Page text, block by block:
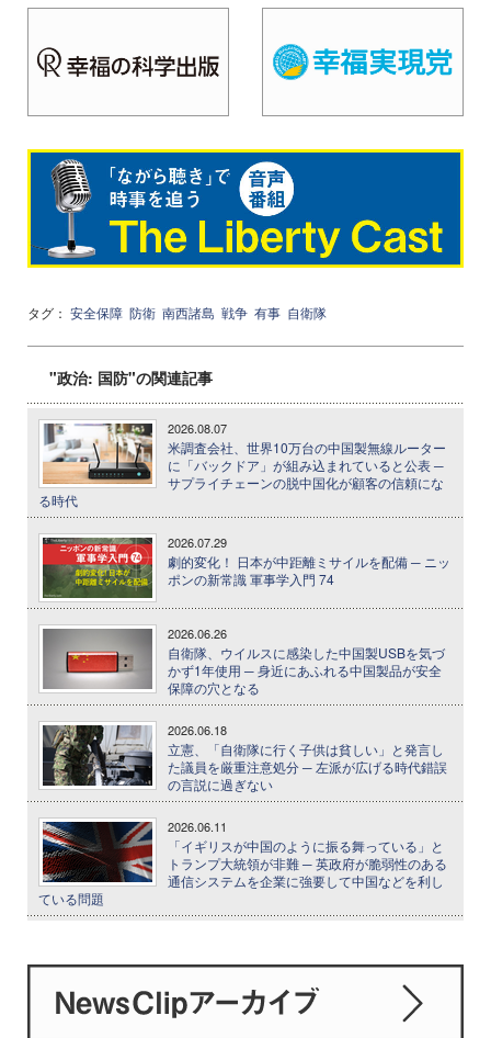
タグ： 安全保障 防衛 南西諸島 戦争 有事 自衛隊
"政治: 国防"の関連記事
2026.08.07
米調査会社、世界10万台の中国製無線ルーター
に「バックドア」が組み込まれていると公表 ─
サプライチェーンの脱中国化が顧客の信頼にな
る時代
2026.07.29
劇的変化！ 日本が中距離ミサイルを配備 ─ ニッ
ポンの新常識 軍事学入門 74
2026.06.26
自衛隊、ウイルスに感染した中国製USBを気づ
かず1年使用 ─ 身近にあふれる中国製品が安全
保障の穴となる
2026.06.18
立憲、「自衛隊に行く子供は貧しい」と発言し
た議員を厳重注意処分 ─ 左派が広げる時代錯誤
の言説に過ぎない
2026.06.11
「イギリスが中国のように振る舞っている」と
トランプ大統領が非難 ─ 英政府が脆弱性のある
通信システムを企業に強要して中国などを利し
ている問題